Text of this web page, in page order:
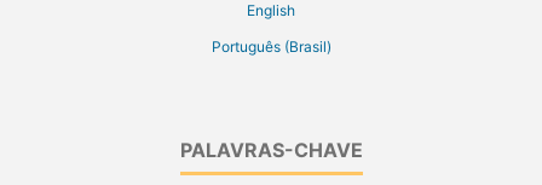
English
Português (Brasil)
PALAVRAS-CHAVE